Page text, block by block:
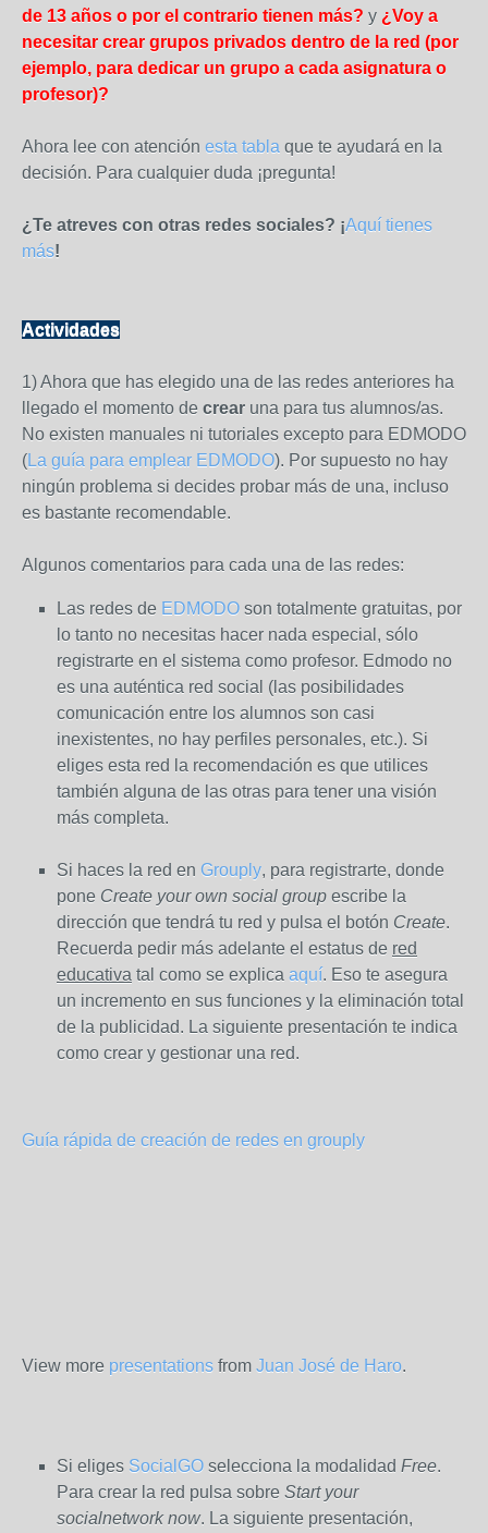
de 13 años o por el contrario tienen más? y ¿Voy a
necesitar crear grupos privados dentro de la red (por
ejemplo, para dedicar un grupo a cada asignatura o
profesor)?
Ahora lee con atención esta tabla que te ayudará en la
decisión. Para cualquier duda ¡pregunta!
¿Te atreves con otras redes sociales? ¡Aquí tienes
más!
Actividades
1) Ahora que has elegido una de las redes anteriores ha
llegado el momento de crear una para tus alumnos/as.
No existen manuales ni tutoriales excepto para EDMODO
(La guía para emplear EDMODO). Por supuesto no hay
ningún problema si decides probar más de una, incluso
es bastante recomendable.
Algunos comentarios para cada una de las redes:
Las redes de EDMODO son totalmente gratuitas, por
lo tanto no necesitas hacer nada especial, sólo
registrarte en el sistema como profesor. Edmodo no
es una auténtica red social (las posibilidades
comunicación entre los alumnos son casi
inexistentes, no hay perfiles personales, etc.). Si
eliges esta red la recomendación es que utilices
también alguna de las otras para tener una visión
más completa.
Si haces la red en Grouply, para registrarte, donde
pone Create your own social group escribe la
dirección que tendrá tu red y pulsa el botón Create.
Recuerda pedir más adelante el estatus de red
educativa tal como se explica aquí. Eso te asegura
un incremento en sus funciones y la eliminación total
de la publicidad. La siguiente presentación te indica
como crear y gestionar una red.
Guía rápida de creación de redes en grouply
View more presentations from Juan José de Haro.
Si eliges SocialGO selecciona la modalidad Free.
Para crear la red pulsa sobre Start your
socialnetwork now. La siguiente presentación,